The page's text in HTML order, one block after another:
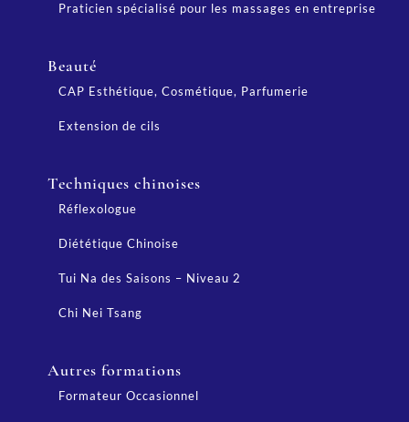
Praticien spécialisé pour les massages en entreprise
Beauté
CAP Esthétique, Cosmétique, Parfumerie
Extension de cils
Techniques chinoises
Réflexologue
Diététique Chinoise
Tui Na des Saisons – Niveau 2
Chi Nei Tsang
Autres formations
Formateur Occasionnel